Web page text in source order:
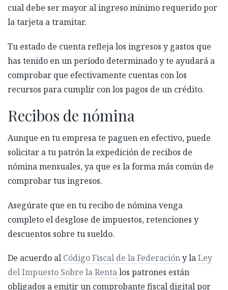
cual debe ser mayor al ingreso mínimo requerido por
la tarjeta a tramitar.
Tu estado de cuenta refleja los ingresos y gastos que
has tenido en un período determinado y te ayudará a
comprobar que efectivamente cuentas con los
recursos para cumplir con los pagos de un crédito.
Recibos de nómina
Aunque en tu empresa te paguen en efectivo, puede
solicitar a tu patrón la expedición de recibos de
nómina mensuales, ya que es la forma más común de
comprobar tus ingresos.
Asegúrate que en tu recibo de nómina venga
completo el desglose de impuestos, retenciones y
descuentos sobre tu sueldo.
De acuerdo al Código Fiscal de la Federacióny laLey
del Impuesto Sobre la Rentalos patrones están
obligados a emitir un comprobante fiscal digital por